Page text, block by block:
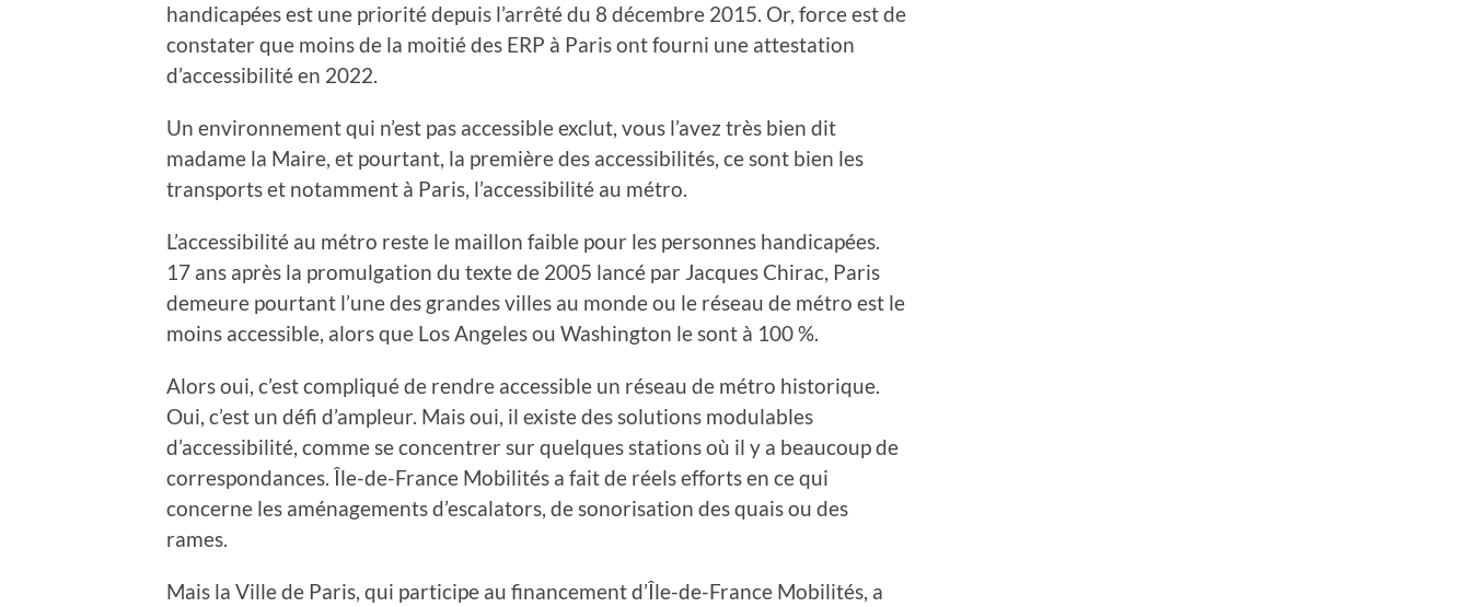
handicapées est une priorité depuis l’arrêté du 8 décembre 2015. Or, force est de
constater que moins de la moitié des ERP à Paris ont fourni une attestation
d’accessibilité en 2022.
Un environnement qui n’est pas accessible exclut, vous l’avez très bien dit
madame la Maire, et pourtant, la première des accessibilités, ce sont bien les
transports et notamment à Paris, l’accessibilité au métro.
L’accessibilité au métro reste le maillon faible pour les personnes handicapées.
17 ans après la promulgation du texte de 2005 lancé par Jacques Chirac, Paris
demeure pourtant l’une des grandes villes au monde ou le réseau de métro est le
moins accessible, alors que Los Angeles ou Washington le sont à 100 %.
Alors oui, c’est compliqué de rendre accessible un réseau de métro historique.
Oui, c’est un défi d’ampleur. Mais oui, il existe des solutions modulables
d’accessibilité, comme se concentrer sur quelques stations où il y a beaucoup de
correspondances. Île-de-France Mobilités a fait de réels efforts en ce qui
concerne les aménagements d’escalators, de sonorisation des quais ou des
rames.
Mais la Ville de Paris, qui participe au financement d’Île-de-France Mobilités, a